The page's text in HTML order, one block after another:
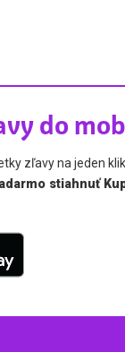
do
zľavy na jeden klik.
stiahnuť